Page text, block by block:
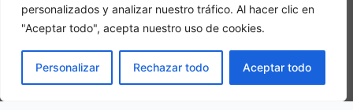
personalizados y analizar nuestro tráfico. Al hacer clic en
"Aceptar todo", acepta nuestro uso de cookies.
Personalizar Rechazar todo Aceptar todo
Altri hotel in città
PRENOTA